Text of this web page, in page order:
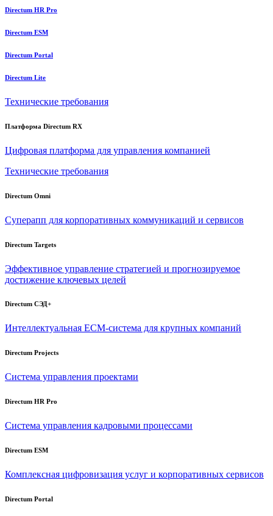
Directum HR Pro
Directum ESM
Directum Portal
Directum Lite
Технические требования
Платформа Directum RX
Цифровая платформа для управления компанией
Технические требования
Directum Omni
Суперапп для корпоративных коммуникаций и сервисов
Directum Targets
Эффективное управление стратегией и прогнозируемое
достижение ключевых целей
Directum СЭД+
Интеллектуальная ECM-система для крупных компаний
Directum Projects
Система управления проектами
Directum HR Pro
Система управления кадровыми процессами
Directum ESM
Комплексная цифровизация услуг и корпоративных сервисов
Directum Portal